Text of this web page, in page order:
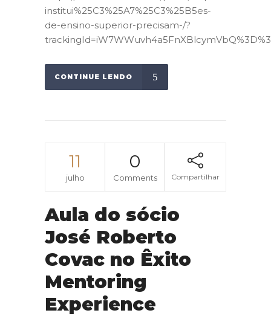
institui%25C3%25A7%25C3%25B5es-
de-ensino-superior-precisam-/?
CONTINUE LENDO
11
julho
0
Comments Compartilhar
Aula do sócio
José Roberto
Covac no Êxito
Mentoring
Experience